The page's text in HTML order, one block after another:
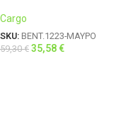
Cargo
SKU: BENT.1223-ΜΑΥΡΟ
59,30€ 35,58€